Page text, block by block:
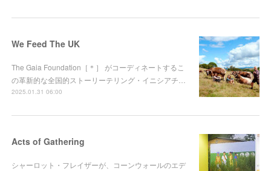
We Feed The UK
The Gaia Foundation［＊］ がコーディネートするこ
の革新的な全国的ストーリーテリング・イニシアチ…
2025.01.31 06:00
Acts of Gathering
シャーロット・フレイザーが、コーンウォールのエデ